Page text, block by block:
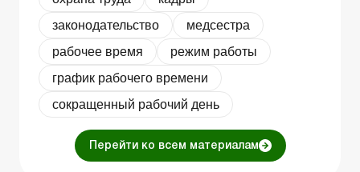
законодательство
медсестра
рабочее время
режим работы
график рабочего времени
сокращенный рабочий день
Перейти ко всем материалам